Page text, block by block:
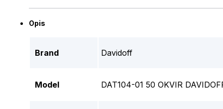
Opis
Brand Davidoff
Model DAT104-01 50 OKVIR